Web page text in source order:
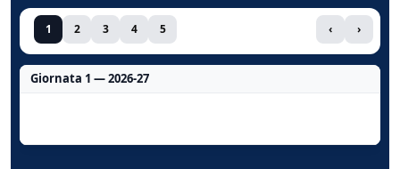
1 2 3 4 5 ‹ ›
Giornata 1 — 2026-27